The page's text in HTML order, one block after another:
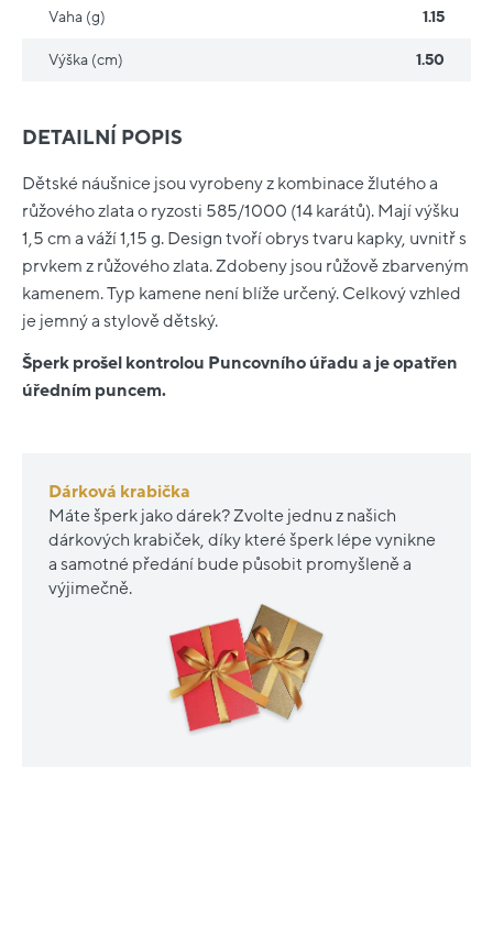
DETAILNÍ POPIS
Dětské náušnice jsou vyrobeny z kombinace žlutého a
růžového zlata o ryzosti 585/1000 (14 karátů). Mají výšku
1,5 cm a váží 1,15 g. Design tvoří obrys tvaru kapky, uvnitř s
prvkem z růžového zlata. Zdobeny jsou růžově zbarveným
kamenem. Typ kamene není blíže určený. Celkový vzhled
je jemný a stylově dětský.
Šperk prošel kontrolou Puncovního úřadu a je opatřen
úředním puncem.
Dárková krabička
Máte šperk jako dárek? Zvolte jednu z našich
dárkových krabiček, díky které šperk lépe vynikne
a samotné předání bude působit promyšleně a
výjimečně.
Vaha (g) 1.15
Výška (cm) 1.50